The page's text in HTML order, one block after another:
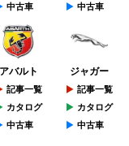
中古車
中古車
アバルト
記事一覧
カタログ
中古車
ジャガー
記事一覧
カタログ
中古車